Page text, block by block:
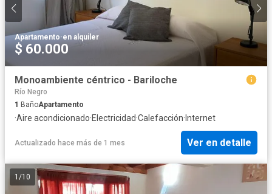
Apartamento·en alquiler
$ 60.000
Monoambiente céntrico - Bariloche
Río Negro
1 BañoApartamento
·Aire acondicionado·Electricidad·Calefacción· Internet
Actualizado hace más de 1 mes Ver en detalle
1 /10